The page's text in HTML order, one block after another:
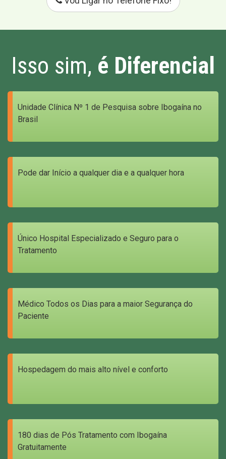
Isso sim, é Diferencial
Unidade Clínica Nº 1 de Pesquisa sobre Ibogaína no
Brasil
Pode dar Início a qualquer dia e a qualquer hora
Único Hospital Especializado e Seguro para o
Tratamento
Médico Todos os Dias para a maior Segurança do
Paciente
Hospedagem do mais alto nível e conforto
180 dias de Pós Tratamento com Ibogaína
Gratuitamente